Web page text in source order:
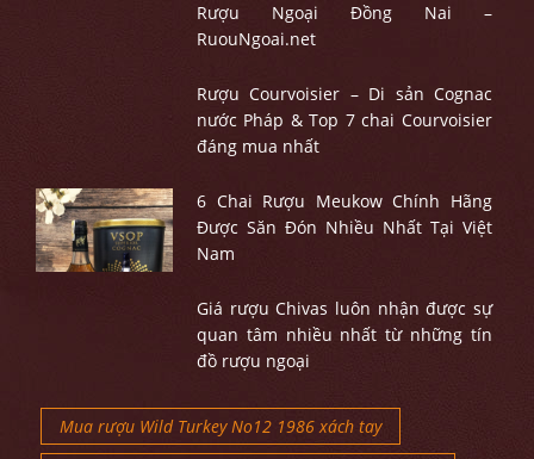
Rượu Ngoại Đồng Nai –
RuouNgoai.net
Rượu Courvoisier – Di sản Cognac
nước Pháp & Top 7 chai Courvoisier
đáng mua nhất
6 Chai Rượu Meukow Chính Hãng
Được Săn Đón Nhiều Nhất Tại Việt
Nam
Giá rượu Chivas luôn nhận được sự
quan tâm nhiều nhất từ những tín
đồ rượu ngoại
Mua rượu Wild Turkey No12 1986 xách tay